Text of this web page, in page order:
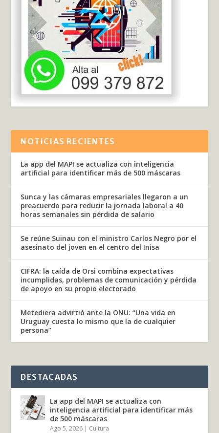
NOTICIAS RECIENTES
La app del MAPI se actualiza con inteligencia
artificial para identificar más de 500 máscaras
Sunca y las cámaras empresariales llegaron a un
preacuerdo para reducir la jornada laboral a 40
horas semanales sin pérdida de salario
Se reúne Suinau con el ministro Carlos Negro por el
asesinato del joven en el centro del Inisa
CIFRA: la caída de Orsi combina expectativas
incumplidas, problemas de comunicación y pérdida
de apoyo en su propio electorado
Metediera advirtió ante la ONU: “Una vida en
Uruguay cuesta lo mismo que la de cualquier
persona”
DESTACADAS
La app del MAPI se actualiza con
inteligencia artificial para identificar más
de 500 máscaras
Ago 5, 2026 | Cultura